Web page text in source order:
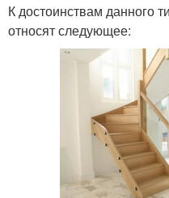
К достоинствам данного
относят следующее: